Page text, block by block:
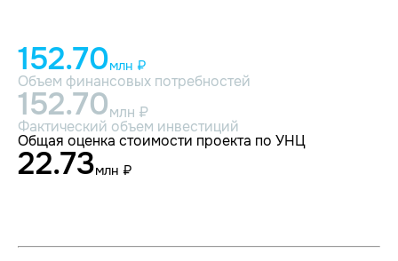
152.70млн ₽
Объем финансовых потребностей
152.70млн ₽
Фактический объем инвестиций
Общая оценка стоимости проекта по УНЦ
22.73млн ₽